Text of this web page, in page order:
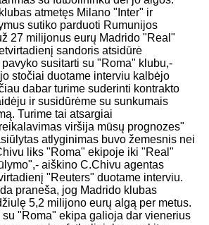
atmetęs Milano "Inter" ir
sutiko parduoti Rumunijos
27 milijonus eurų Madrido "Real"
sandoris atsidūrė
susitarti su "Roma" klubu,-
stočiai duotame interviu kalbėjo
dabar turime suderinti kontrakto
ir susidūrėme su sunkumais
Turime tai atsargiai
viršija mūsų prognozes"
atlyginimas buvo žemesnis nei
liks "Roma" ekipoje iki "Real"
aiškino C.Chivu agentas
"Reuters" duotame interviu.
praneša, jog Madrido klubas
5,2 milijono eurų algą per metus.
"Roma" ekipa galioja dar vienerius